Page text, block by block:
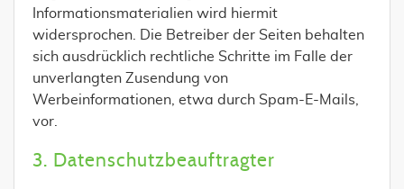
Informationsmaterialien wird hiermit
widersprochen. Die Betreiber der Seiten behalten
sich ausdrücklich rechtliche Schritte im Falle der
unverlangten Zusendung von
Werbeinformationen, etwa durch Spam-E-Mails,
vor.
3. Datenschutzbeauftragter